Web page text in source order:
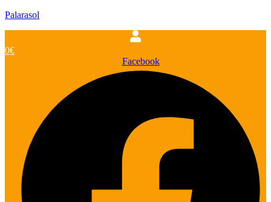
Palarasol
0€
Facebook